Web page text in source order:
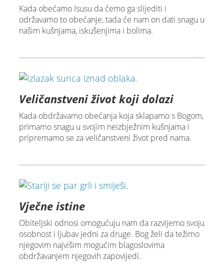
Kada obećamo Isusu da ćemo ga slijediti i
održavamo to obećanje, tada će nam on dati snagu u
našim kušnjama, iskušenjima i bolima.
Veličanstveni život koji dolazi
Kada obdržavamo obećanja koja sklapamo s Bogom,
primamo snagu u svojim neizbježnim kušnjama i
pripremamo se za veličanstveni život pred nama.
Vječne istine
Obiteljski odnosi omogućuju nam da razvijemo svoju
osobnost i ljubav jedni za druge. Bog želi da težimo
njegovim najvišim mogućim blagoslovima
obdržavanjem njegovih zapovijedi.